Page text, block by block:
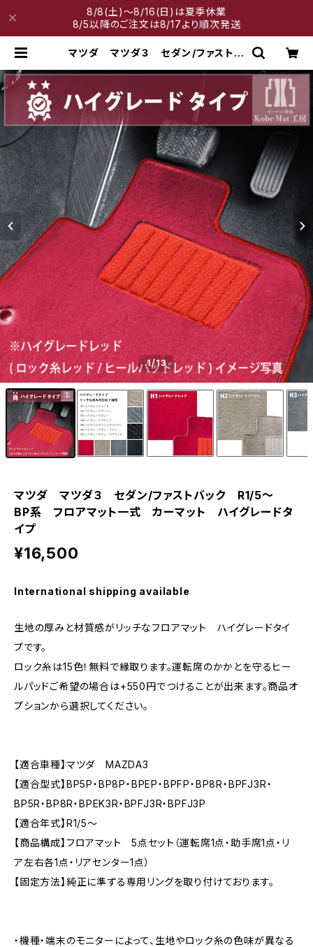
8/8(土)～8/16(日)は夏季休業
8/5以降のご注文は8/17より順次発送
マツダ マツダ３ セダン/ファストバ
一式 カーマット ハイグレードタイ
1/13
マツダ マツダ３ セダン/ファストバック R1/5〜
BP系 フロアマット一式 カーマット ハイグレードタ
イプ
¥16,500
International shipping available
生地の厚みと材質感がリッチなフロアマット ハイグレードタイ
プです。
ロック糸は15色！無料で縁取ります。運転席のかかとを守るヒー
ルパッドご希望の場合は+550円でつけることが出来ます。商品オ
プションから選択してください。
【適合車種】マツダ MAZDA3
【適合型式】BP5P・BP8P・BPEP・BPFP・BP8R・BPFJ3R・
BP5R・BP8R・BPEK3R・BPFJ3R・BPFJ3P
【適合年式】R1/5〜
【商品構成】フロアマット 5点セット（運転席1点・助手席1点・リ
ア左右各1点・リアセンター1点）
【固定方法】純正に準ずる専用リングを取り付けております。
・機種・端末のモニターによって、生地やロック糸の色味が異なる